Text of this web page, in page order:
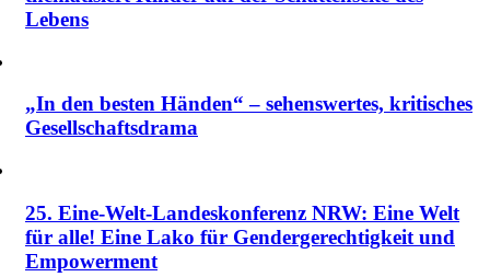
Lebens
„In den besten Händen“ – sehenswertes, kritisches
Gesellschaftsdrama
25. Eine-Welt-Landeskonferenz NRW: Eine Welt
für alle! Eine Lako für Gendergerechtigkeit und
Empowerment